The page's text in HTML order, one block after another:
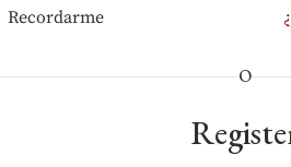
Recordarme
O